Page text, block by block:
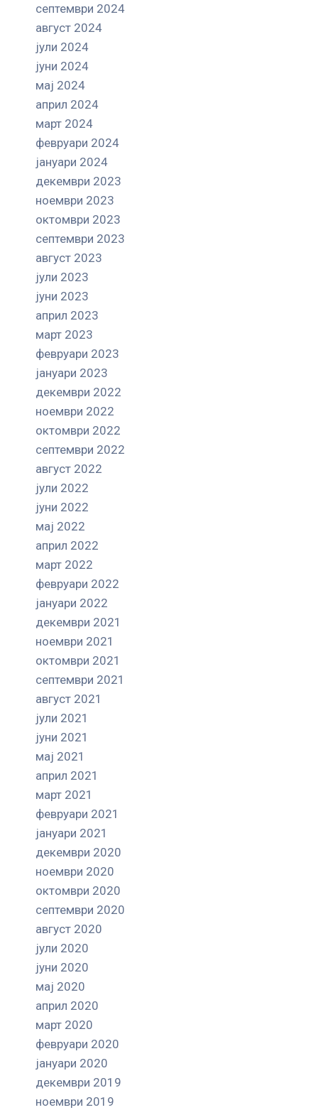
септември 2024
август 2024
јули 2024
јуни 2024
мај 2024
април 2024
март 2024
февруари 2024
јануари 2024
декември 2023
ноември 2023
октомври 2023
септември 2023
август 2023
јули 2023
јуни 2023
април 2023
март 2023
февруари 2023
јануари 2023
декември 2022
ноември 2022
октомври 2022
септември 2022
август 2022
јули 2022
јуни 2022
мај 2022
април 2022
март 2022
февруари 2022
јануари 2022
декември 2021
ноември 2021
октомври 2021
септември 2021
август 2021
јули 2021
јуни 2021
мај 2021
април 2021
март 2021
февруари 2021
јануари 2021
декември 2020
ноември 2020
октомври 2020
септември 2020
август 2020
јули 2020
јуни 2020
мај 2020
април 2020
март 2020
февруари 2020
јануари 2020
декември 2019
ноември 2019